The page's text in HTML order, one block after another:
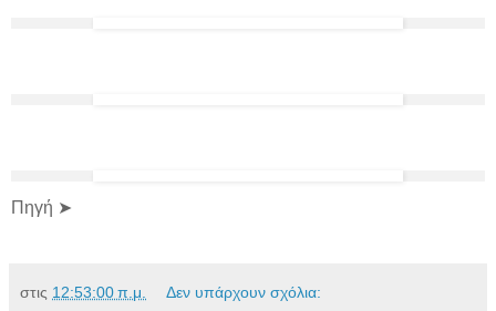
Πηγή ➤
στις 12:53:00 π.μ. Δεν υπάρχουν σχόλια: